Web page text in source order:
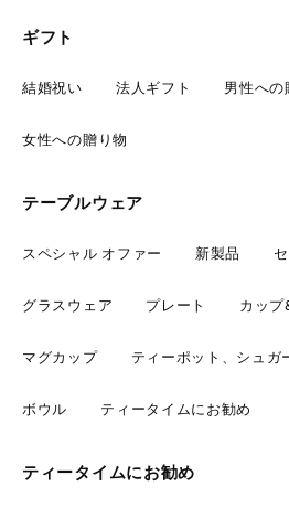
ギフト
結婚祝い 法人ギフト 男性への
女性への贈り物
テーブルウェア
スペシャル オファー 新製品
グラスウェア プレート カップ
マグカップ ティーポット、シュガ
ボウル ティータイムにお勧め
ティータイムにお勧め